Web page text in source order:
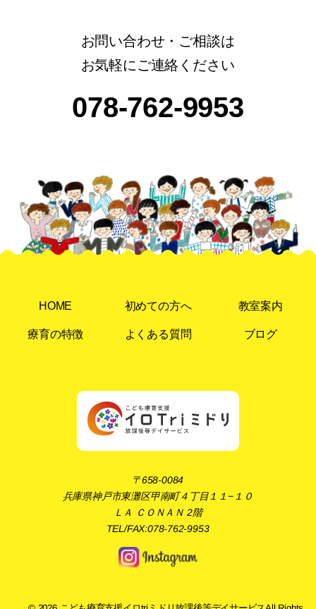
お問い合わせ・ご相談は
お気軽にご連絡ください
078-762-9953
HOME 初めての方へ 教室案内
療育の特徴 よくある質問 ブログ
〒658-0084
兵庫県神戸市東灘区甲南町４丁目１１−１０
ＬＡ ＣＯＮＡＮ 2階
TEL/FAX:078-762-9953